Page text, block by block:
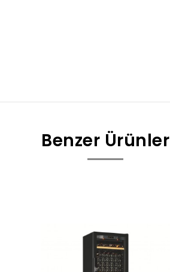
Benzer Ürünler